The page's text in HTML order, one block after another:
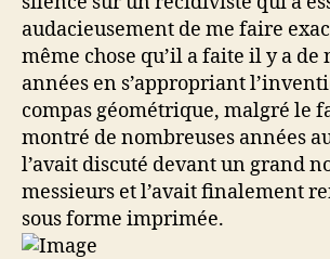
audacieusement de me faire
même chose qu’il a faite il y a de
années en s’appropriant
compas géométrique, malgré le
montré de nombreuses années
l’avait discuté devant un grand
messieurs et l’avait finalement
sous forme imprimée.